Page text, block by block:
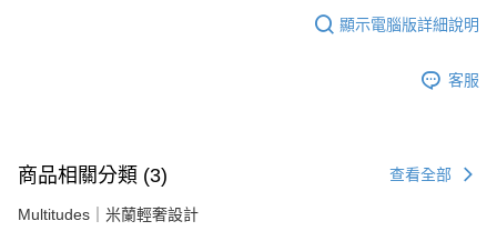
顯示電腦版詳細說明
客服
商品相關分類 (3) 查看全部
Multitudes｜米蘭輕奢設計